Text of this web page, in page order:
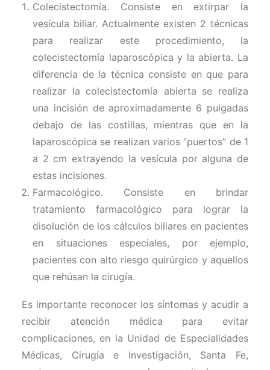
Colecistectomía. Consiste en extirpar la
vesícula biliar. Actualmente existen 2 técnicas
para realizar este procedimiento, la
colecistectomía laparoscópica y la abierta. La
diferencia de la técnica consiste en que para
realizar la colecistectomía abierta se realiza
una incisión de aproximadamente 6 pulgadas
debajo de las costillas, mientras que en la
laparoscópica se realizan varios “puertos” de 1
a 2 cm extrayendo la vesícula por alguna de
estas incisiones.
Farmacológico. Consiste en brindar
tratamiento farmacológico para lograr la
disolución de los cálculos biliares en pacientes
en situaciones especiales, por ejemplo,
pacientes con alto riesgo quirúrgico y aquellos
que rehúsan la cirugía.
Es importante reconocer los síntomas y acudir a
recibir atención médica para evitar
complicaciones, en la Unidad de Especialidades
Médicas, Cirugía e Investigación, Santa Fe,